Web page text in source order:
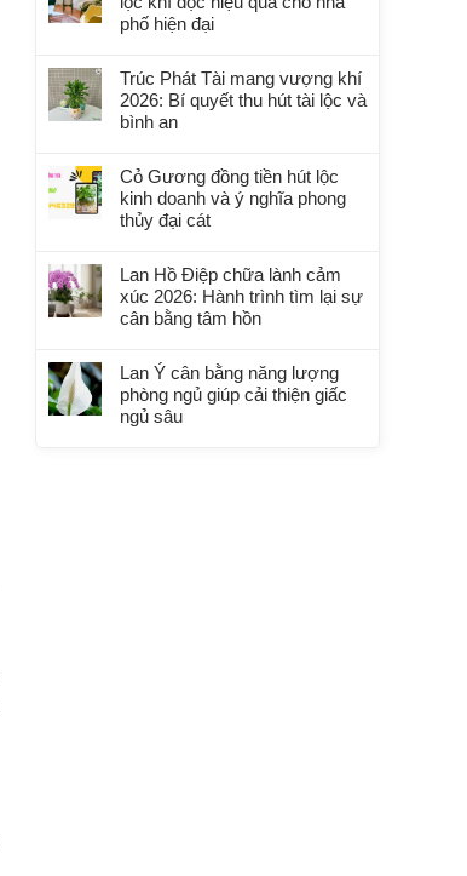
phố hiện đại
Trúc Phát Tài mang vượng khí
2026: Bí quyết thu hút tài lộc và
bình an
Cỏ Gương đồng tiền hút lộc
kinh doanh và ý nghĩa phong
thủy đại cát
Lan Hồ Điệp chữa lành cảm
xúc 2026: Hành trình tìm lại sự
cân bằng tâm hồn
Lan Ý cân bằng năng lượng
phòng ngủ giúp cải thiện giấc
ngủ sâu